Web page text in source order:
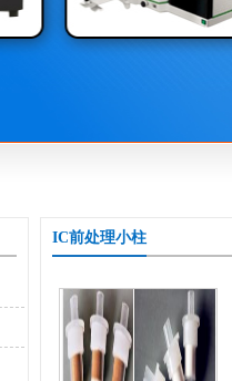
IC前处理小柱